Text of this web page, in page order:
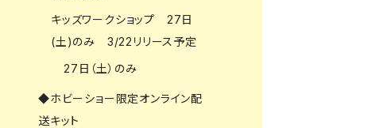
キッズワークショップ 27日
(土)のみ 3/22リリース予定
27日（土）のみ
◆ホビーショー限定オンライン配
送キット